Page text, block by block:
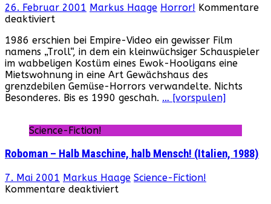
26. Februar 2001 Markus Haage Horror! Kommentare
deaktiviert
2
(USA,
1990)
1986 erschien bei Empire-Video ein gewisser Film
namens „Troll“, in dem ein kleinwüchsiger Schauspieler
im wabbeligen Kostüm eines Ewok-Hooligans eine
Mietswohnung in eine Art Gewächshaus des
grenzdebilen Gemüse-Horrors verwandelte. Nichts
Besonderes. Bis es 1990 geschah. … [vorspulen]
Science-Fiction!
Roboman – Halb Maschine, halb Mensch! (Italien, 1988)
7. Mai 2001 Markus Haage Science-Fiction!
Kommentare deaktiviertfür